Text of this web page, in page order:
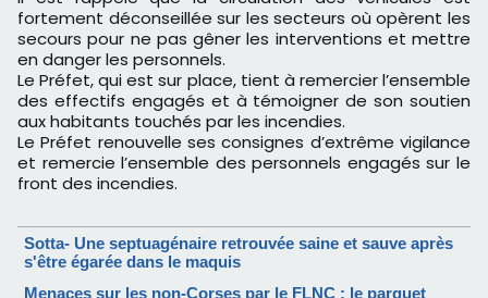
fortement déconseillée sur les secteurs où opèrent les
secours pour ne pas gêner les interventions et mettre
en danger les personnels.
Le Préfet, qui est sur place, tient à remercier l’ensemble
des effectifs engagés et à témoigner de son soutien
aux habitants touchés par les incendies.
Le Préfet renouvelle ses consignes d’extrême vigilance
et remercie l’ensemble des personnels engagés sur le
front des incendies.
Sotta- Une septuagénaire retrouvée saine et sauve après
s'être égarée dans le maquis
Menaces sur les non-Corses par le FLNC : le parquet